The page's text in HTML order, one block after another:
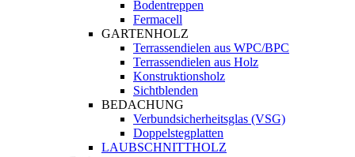
Bodentreppen
Fermacell
GARTENHOLZ
Terrassendielen aus WPC/BPC
Terrassendielen aus Holz
Konstruktionsholz
Sichtblenden
BEDACHUNG
Verbundsicherheitsglas (VSG)
Doppelstegplatten
LAUBSCHNITTHOLZ